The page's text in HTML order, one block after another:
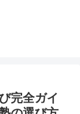
完全ガイ